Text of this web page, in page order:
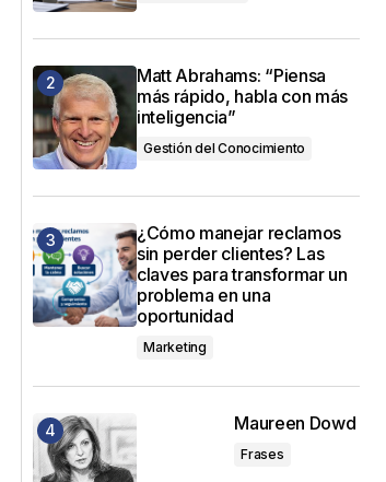
Matt Abrahams: “Piensa
más rápido, habla con más
inteligencia”
Gestión del Conocimiento
¿Cómo manejar reclamos
sin perder clientes? Las
claves para transformar un
problema en una
oportunidad
Marketing
Maureen Dowd
Frases